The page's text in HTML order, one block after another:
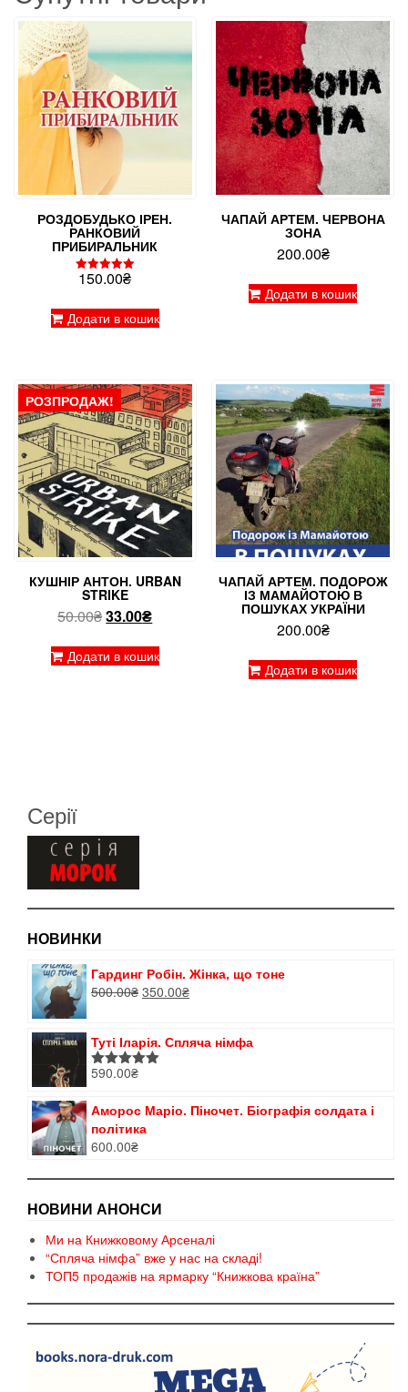
РОЗДОБУДЬКО ІРЕН.
РАНКОВИЙ
ПРИБИРАЛЬНИК
Оцінено в
150.00₴
Додати в кошик
ЧАПАЙ АРТЕМ. ЧЕРВОНА
ЗОНА
200.00₴
Додати в кошик
РОЗПРОДАЖ!
КУШНІР АНТОН. URBAN
STRIKE
50.00₴Оригінальна
50.00₴.
33.00₴Поточна
33.00₴.
Додати в кошик
ЧАПАЙ АРТЕМ. ПОДОРОЖ
ІЗ МАМАЙОТОЮ В
ПОШУКАХ УКРАЇНИ
200.00₴
Додати в кошик
Серії
НОВИНКИ
Гардинг Робін. Жінка, що тоне
500.00₴ Оригінальна
350.00₴Поточна
Туті Іларія. Спляча німфа
Оцінено в
590.00₴
Аморос Маріо. Піночет. Біографія солдата і
політика
600.00₴
НОВИНИ АНОНСИ
Ми на Книжковому Арсеналі
“Спляча німфа” вже у нас на складі!
ТОП5 продажів на ярмарку “Книжкова країна”